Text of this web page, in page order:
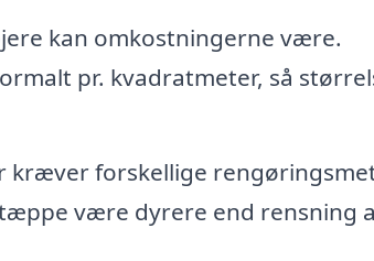
kan omkostningerne være.
pr. kvadratmeter, så
kræver forskellige
være dyrere end rensning